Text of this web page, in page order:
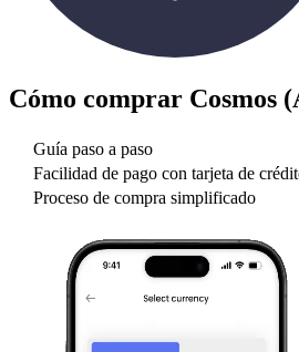
Cómo comprar Cosmos
Guía paso a paso
Facilidad de pago con tarjeta de
Proceso de compra simplificado